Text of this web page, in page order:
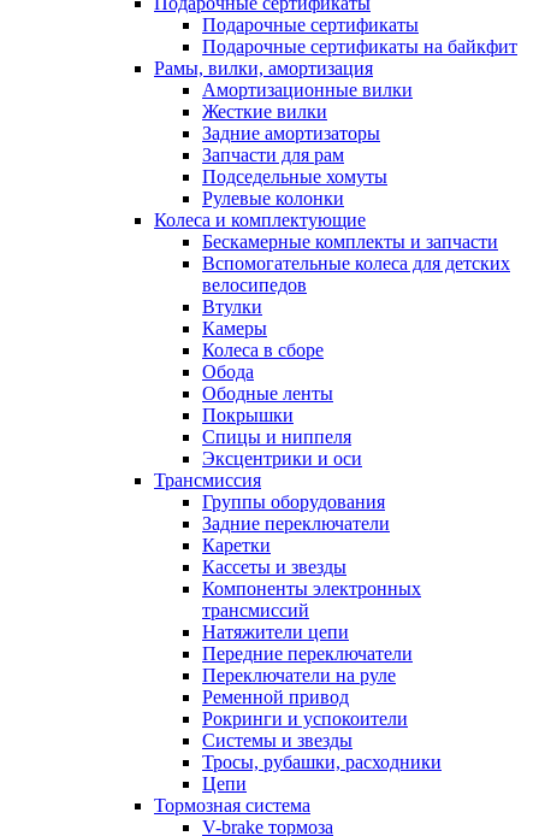
Подарочные сертификаты
Подарочные сертификаты на байкфит
Рамы, вилки, амортизация
Амортизационные вилки
Жесткие вилки
Задние амортизаторы
Запчасти для рам
Подседельные хомуты
Рулевые колонки
Колеса и комплектующие
Бескамерные комплекты и запчасти
Вспомогательные колеса для детских
велосипедов
Втулки
Камеры
Колеса в сборе
Обода
Ободные ленты
Покрышки
Спицы и ниппеля
Эксцентрики и оси
Трансмиссия
Группы оборудования
Задние переключатели
Каретки
Кассеты и звезды
Компоненты электронных
трансмиссий
Натяжители цепи
Передние переключатели
Переключатели на руле
Ременной привод
Рокринги и успокоители
Системы и звезды
Тросы, рубашки, расходники
Цепи
Тормозная система
V-brake тормоза